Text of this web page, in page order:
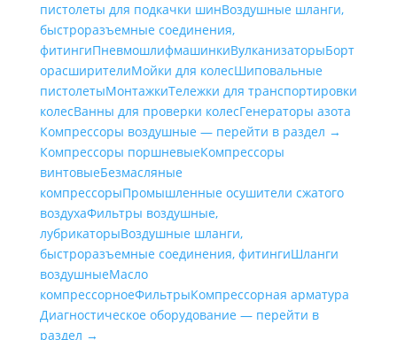
пистолеты для подкачки шинВоздушные шланги,
быстроразъемные соединения,
фитингиПневмошлифмашинкиВулканизаторыБорт
орасширителиМойки для колесШиповальные
пистолетыМонтажкиТележки для транспортировки
колесВанны для проверки колесГенераторы азота
Компрессоры воздушные — перейти в раздел →
Компрессоры поршневыеКомпрессоры
винтовыеБезмасляные
компрессорыПромышленные осушители сжатого
воздухаФильтры воздушные,
лубрикаторыВоздушные шланги,
быстроразъемные соединения, фитингиШланги
воздушныеМасло
компрессорноеФильтрыКомпрессорная арматура
Диагностическое оборудование — перейти в
раздел →